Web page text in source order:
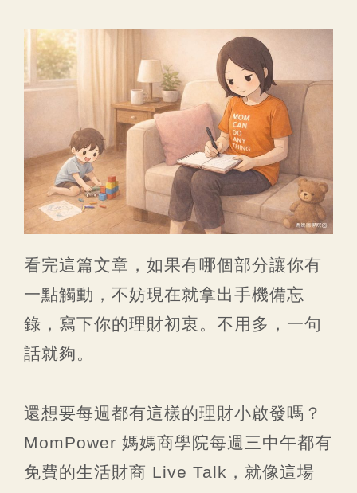
看完這篇文章，如果有哪個部分讓你有
一點觸動，不妨現在就拿出手機備忘
錄，寫下你的理財初衷。不用多，一句
話就夠。
還想要每週都有這樣的理財小啟發嗎？
MomPower 媽媽商學院每週三中午都有
免費的生活財商 Live Talk，就像這場